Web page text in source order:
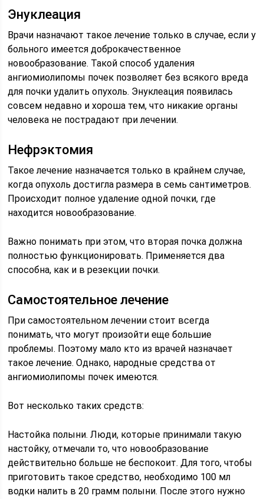
Энуклеация
Врачи назначают такое лечение только в случае, если у
больного имеется доброкачественное
новообразование. Такой способ удаления
ангиомиолипомы почек позволяет без всякого вреда
для почки удалить опухоль. Энуклеация появилась
совсем недавно и хороша тем, что никакие органы
человека не пострадают при лечении.
Нефрэктомия
Такое лечение назначается только в крайнем случае,
когда опухоль достигла размера в семь сантиметров.
Происходит полное удаление одной почки, где
находится новообразование.
Важно понимать при этом, что вторая почка должна
полностью функционировать. Применяется два
способна, как и в резекции почки.
Самостоятельное лечение
При самостоятельном лечении стоит всегда
понимать, что могут произойти еще большие
проблемы. Поэтому мало кто из врачей назначает
такое лечение. Однако, народные средства от
ангиомиолипомы почек имеются.
Вот несколько таких средств:
Настойка полыни. Люди, которые принимали такую
настойку, отмечали то, что новообразование
действительно больше не беспокоит. Для того, чтобы
приготовить такое средство, необходимо 100 мл
водки налить в 20 грамм полыни. После этого нужно